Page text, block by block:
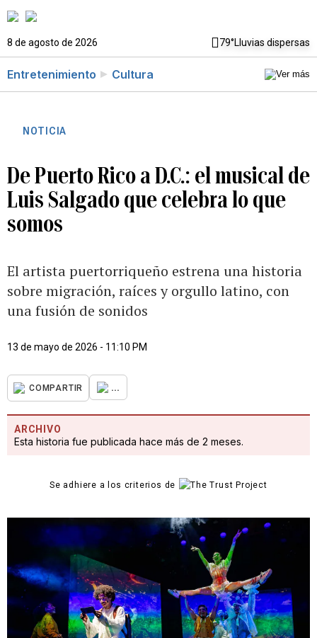
8 de agosto de 2026 79°Lluvias dispersas
Entretenimiento Cultura
NOTICIA
De Puerto Rico a D.C.: el musical de
Luis Salgado que celebra lo que
somos
El artista puertorriqueño estrena una historia
sobre migración, raíces y orgullo latino, con
una fusión de sonidos
13 de mayo de 2026 - 11:10 PM
COMPARTIR ...
ARCHIVO
Esta historia fue publicada hace más de 2 meses.
Se adhiere a los criterios de